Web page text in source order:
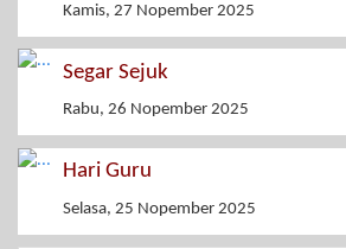
Kamis, 27 Nopember 2025
Segar Sejuk
Rabu, 26 Nopember 2025
Hari Guru
Selasa, 25 Nopember 2025